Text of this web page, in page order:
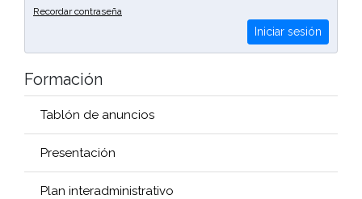
Recordar contraseña
Iniciar sesión
Formación
Tablón de anuncios
Presentación
Plan interadministrativo